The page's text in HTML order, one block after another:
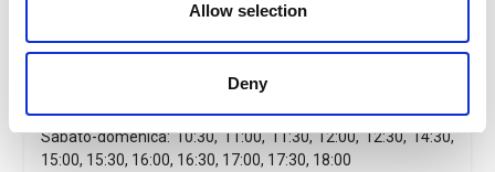
Allow selection
Deny
Orari della visita accompagnata Casa di Colombo
Martedì - venerdì: 10:30, 11:00, 11:30, 14:30, 15:00, 15:30,
16:00, 16:30, 17:00, 17:30
Sabato-domenica: 10:30, 11:00, 11:30, 12:00, 12:30, 14:30,
15:00, 15:30, 16:00, 16:30, 17:00, 17:30, 18:00